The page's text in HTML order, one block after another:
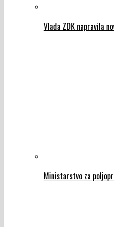
Vlada ZDK napravila
Ministarstvo za